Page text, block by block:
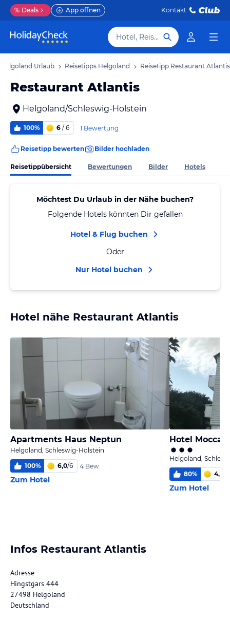
% Deals App öffnen Kontakt
Hotel, Reiseziel
Helgoland Urlaub Reisetipps Helgoland Reisetipp Restaurant Atlantis
Restaurant Atlantis
Helgoland/Schleswig-Holstein
100% 6 / 6 1 Bewertung
Reisetipp bewerten Bilder hochladen
Reisetippübersicht Bewertungen Bilder Hotels
Möchtest Du Urlaub in der Nähe buchen?
Folgende Hotels könnten Dir gefallen
Hotel & Flug buchen
Oder
Nur Hotel buchen
Hotel nähe Restaurant Atlantis
Apartments Haus Neptun
Helgoland, Schleswig-Holstein
100% 6,0/6 4 Bew.
Zum Hotel
Hotel Mocca-
Helgoland,
80% 4,8
Zum Hotel
Infos Restaurant Atlantis
Adresse
Hingstgars 444
27498 Helgoland
Deutschland